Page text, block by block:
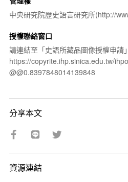
中央研究院歷史語言研究所(http://
授權聯絡窗口
請連結至「史語所藏品圖像授權申請
https://copyrite.ihp.sinica.edu.tw/
@@0.8397848014139848
分享本文
資源連結